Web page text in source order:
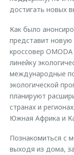
достигать новых
Как было
представит
кроссовер
линейку
международные
экологической
планируют
странах и
Южная Африка и
Познакомиться с
выходя из дома,